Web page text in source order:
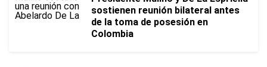
sostienen reunión bilateral antes
de la toma de posesión en
Colombia